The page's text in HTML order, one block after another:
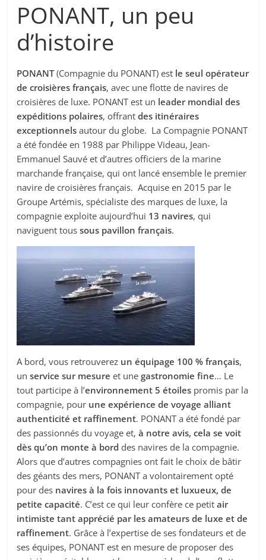
PONANT, un peu
d’histoire
PONANT(Compagnie du PONANT) est le seul opérateur
de croisières français, avec une flotte de navires de
croisières de luxe. PONANT est un leader mondial des
expéditions polaires, offrantdes itinéraires
exceptionnels autour du globe. La Compagnie PONANT
a été fondée en 1988 par Philippe Videau, Jean-
Emmanuel Sauvé et d’autres officiers de la marine
marchande française, qui ont lancé ensemble le premier
navire de croisières français. Acquise en 2015 par le
Groupe Artémis, spécialiste des marques de luxe, la
compagnie exploite aujourd’hui 13 navires, qui
naviguent toussous pavillon français.
A bord, vous retrouverez un équipage 100 % français,
unservice sur mesure et unegastronomie fine… Le
tout participe à l’environnement 5 étoiles promis par la
compagnie, pour une expérience de voyage alliant
authenticité et raffinement. PONANT a été fondé par
des passionnés du voyage et,à notre avis, cela se voit
dès qu’on monte à bord des navires de la compagnie.
Alors que d’autres compagnies ont fait le choix de bâtir
des géants des mers, PONANT a volontairement opté
pour des navires à la fois innovants et luxueux, de
petite capacité. C’est ce qui leur confère ce petitair
intimiste tant apprécié par les amateurs de luxe et de
raffinement. Grâce à l’expertise de ses fondateurs et de
ses équipes, PONANT est en mesure de proposer des